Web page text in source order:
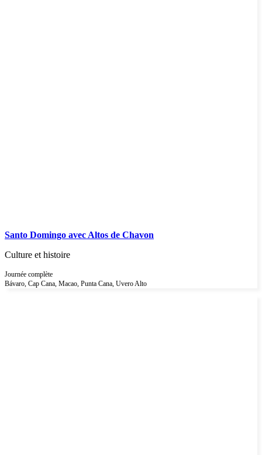
Santo Domingo avec Altos de Chavon
Culture et histoire
Journée complète
Bávaro, Cap Cana, Macao, Punta Cana, Uvero Alto